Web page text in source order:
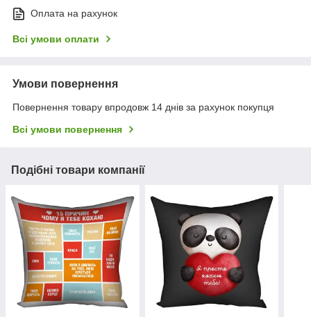
Оплата на рахунок
Всі умови оплати
Умови повернення
Повернення товару впродовж 14 днів за рахунок покупця
Всі умови повернення
Подібні товари компанії